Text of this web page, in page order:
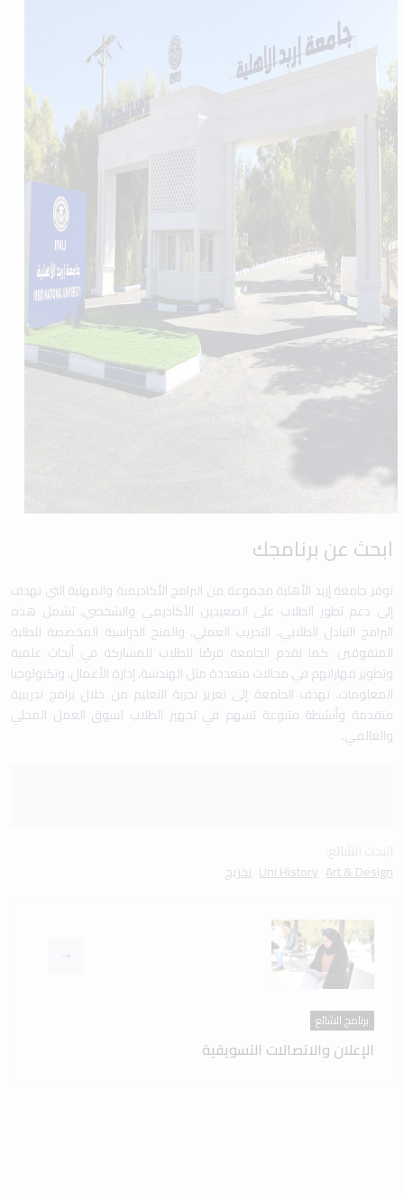
ابحث عن برنامجك
توفر جامعة إربد الأهلية مجموعة من البرامج الأكاديمية والمهنية التي تهدف
إلى دعم تطور الطلاب على الصعيدين الأكاديمي والشخصي. تشمل هذه
البرامج التبادل الطلابي، التدريب العملي، والمنح الدراسية المخصصة للطلبة
المتفوقين. كما تقدم الجامعة فرصًا للطلاب للمشاركة في أبحاث علمية
وتطوير مهاراتهم في مجالات متعددة مثل الهندسة، إدارة الأعمال، وتكنولوجيا
المعلومات. تهدف الجامعة إلى تعزيز تجربة التعليم من خلال برامج تدريبية
متقدمة وأنشطة متنوعة تسهم في تجهيز الطلاب لسوق العمل المحلي
والعالمي.
Art & Design
Uni History تخريج
برنامج الشائع
الإعلان والاتصالات التسويقية